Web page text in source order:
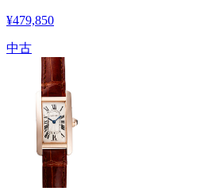
¥479,850
中古